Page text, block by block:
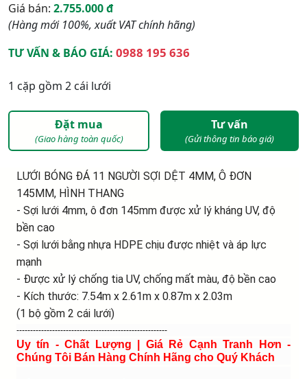
Giá bán: 2.755.000 đ
(Hàng mới 100%, xuất VAT chính hãng)
TƯ VẤN & BÁO GIÁ: 0988 195 636
1 cặp gồm 2 cái lưới
Đặt mua
(Giao hàng toàn quốc)
Tư vấn
(Gửi thông tin báo giá)
LƯỚI BÓNG ĐÁ 11 NGƯỜI SỢI DỆT 4MM, Ô ĐƠN
145MM, HÌNH THANG
- Sợi lưới 4mm, ô đơn 145mm được xử lý kháng UV, độ
bền cao
- Sợi lưới bằng nhựa HDPE chịu được nhiệt và áp lực
mạnh
- Được xử lý chống tia UV, chống mất màu, độ bền cao
- Kích thước: 7.54m x 2.61m x 0.87m x 2.03m
(1 bộ gồm 2 cái lưới)
-------------------------------------------------------
Uy tín - Chất Lượng | Giá Rẻ Cạnh Tranh Hơn -
Chúng Tôi Bán Hàng Chính Hãng cho Quý Khách